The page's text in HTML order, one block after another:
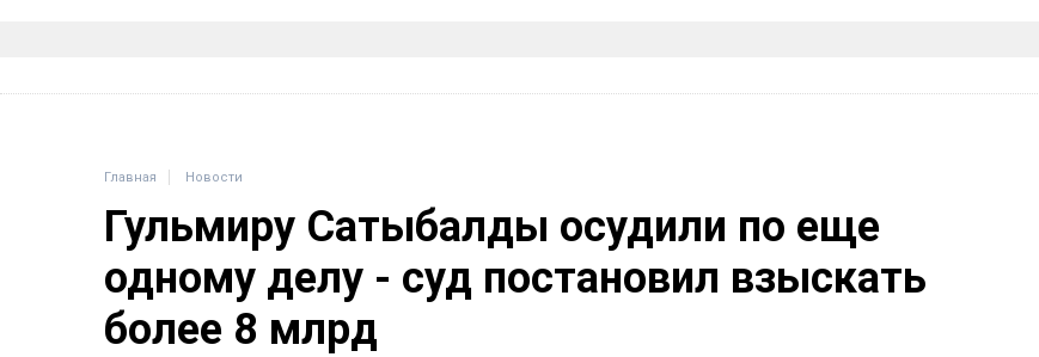
Главная Новости
Гульмиру Сатыбалды осудили по еще
одному делу - суд постановил взыскать
более 8 млрд